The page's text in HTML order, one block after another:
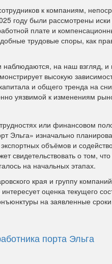
к компаниям,
году были рассмотрены
плате и
трудовые споры, как
на наш взгляд,
высокую
и общего тренда на
уязвимой к изменениям
или финансовом
Эльга» изначально
объёмов и
свидетельствовать о том,
на начальных этапах.
края и группу
оценка текущего
на заявленные
порта Эльга